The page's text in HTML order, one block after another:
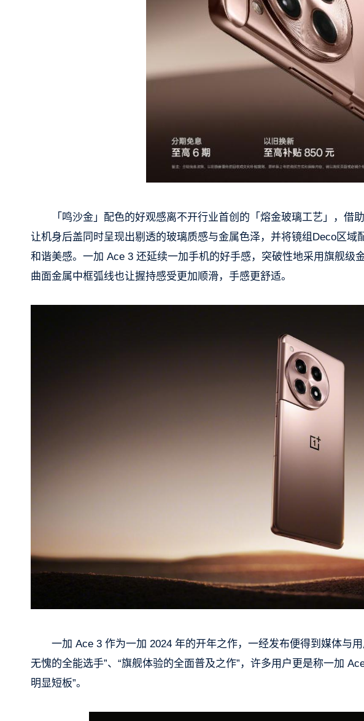
「鸣沙金」配色的好观感离不开行业首创的「熔金玻璃工艺」，借
让机身后盖同时呈现出剔透的玻璃质感与金属色泽，并将镜组Deco区域
和谐美感。一加 Ace 3 还延续一加手机的好手感，突破性地采用旗舰级
曲面金属中框弧线也让握持感受更加顺滑，手感更舒适。
一加 Ace 3 作为一加 2024 年的开年之作，一经发布便得到媒体与
无愧的全能选手”、“旗舰体验的全面普及之作”，许多用户更是称一加
明显短板”。